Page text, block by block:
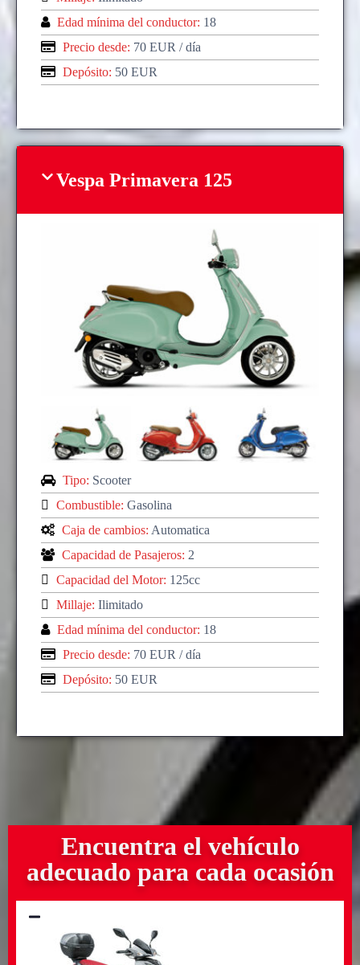
Edad mínima del conductor: 18
Precio desde: 70 EUR / día
Depósito: 50 EUR
Vespa Primavera 125
Tipo: Scooter
Combustible: Gasolina
Caja de cambios: Automatica
Capacidad de Pasajeros: 2
Capacidad del Motor: 125cc
Millaje: Ilimitado
Edad mínima del conductor: 18
Precio desde: 70 EUR / día
Depósito: 50 EUR
Encuentra el vehículo
adecuado para cada ocasión